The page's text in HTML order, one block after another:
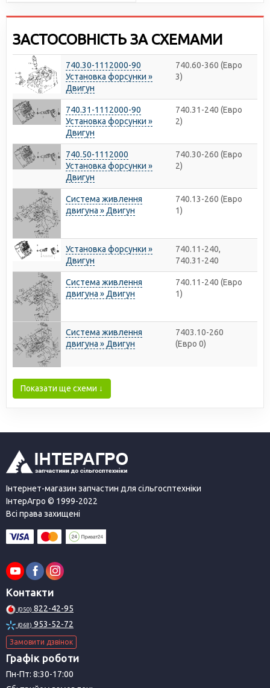
ЗАСТОСОВНІСТЬ ЗА СХЕМАМИ
740.30-1112000-90
Установка форсунки »
Двигун
740.60-360 (Евро
3)
740.31-1112000-90
Установка форсунки »
Двигун
740.31-240 (Евро
2)
740.50-1112000
Установка форсунки »
Двигун
740.30-260 (Евро
2)
Система живлення
двигуна » Двигун
740.13-260 (Евро
1)
Установка форсунки »
Двигун
740.11-240,
740.31-240
Система живлення
двигуна » Двигун
740.11-240 (Евро
1)
Система живлення
двигуна » Двигун
7403.10-260
(Евро 0)
Показати ще схеми ↓
Інтернет-магазин запчастин для сільгосптехніки
ІнтерАгро © 1999-2022
Всі права захищені
Контакти
(050) 822-42-95
(068) 953-52-72
Замовити дзвінок
Графік роботи
Пн-Пт: 8:30-17:00